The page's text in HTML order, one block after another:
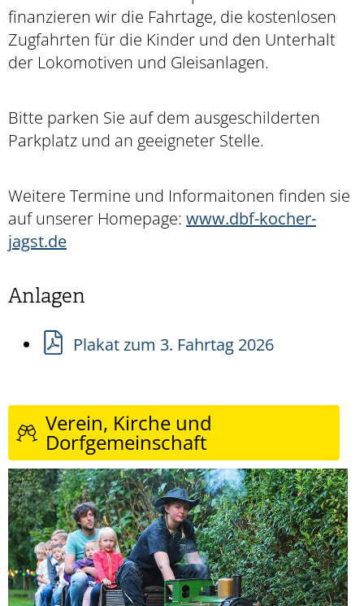
finanzieren wir die Fahrtage, die kostenlosen
Zugfahrten für die Kinder und den Unterhalt
der Lokomotiven und Gleisanlagen.
Bitte parken Sie auf dem ausgeschilderten
Parkplatz und an geeigneter Stelle.
Weitere Termine und Informaitonen finden sie
auf unserer Homepage: www.dbf-kocher-
jagst.de
Anlagen
Plakat zum 3. Fahrtag 2026
Verein, Kirche und
Dorfgemeinschaft